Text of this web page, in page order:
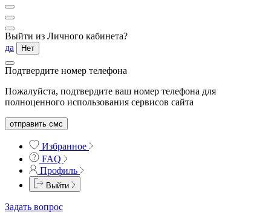
Выйти из Личного кабинета?
да
Нет
Подтвердите номер телефона
Пожалуйста, подтвердите ваш номер телефона для
полноценного использования сервисов сайта
отправить смс
Избранное
FAQ
Профиль
Выйти
Задать вопрос